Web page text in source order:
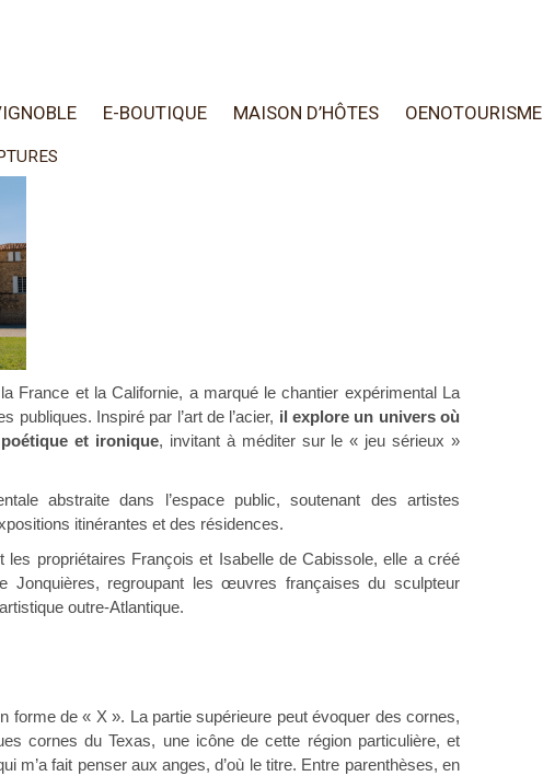
E-BOUTIQUE MAISON D’HÔTES OENOTOURISME
France et la Californie, a marqué le chantier expérimental La
Inspiré par l’art de l’acier, il explore un univers où
et ironique, invitant à méditer sur le « jeu sérieux »
abstraite dans l’espace public, soutenant des artistes
itinérantes et des résidences.
propriétaires François et Isabelle de Cabissole, elle a créé
Jonquières, regroupant les œuvres françaises du sculpteur
outre-Atlantique.
forme de « X ». La partie supérieure peut évoquer des cornes,
cornes du Texas, une icône de cette région particulière, et
m’a fait penser aux anges, d’où le titre. Entre parenthèses, en